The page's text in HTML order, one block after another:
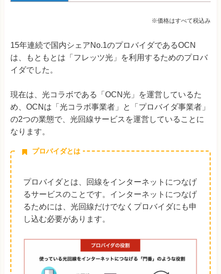
※価格はすべて税込み
15年連続で国内シェアNo.1のプロバイダであるOCN
は、もともとは「フレッツ光」を利用するためのプロバ
イダでした。
現在は、光コラボである「OCN光」を運営しているた
め、OCNは「光コラボ事業者」と「プロバイダ事業者」
の2つの業態で、光回線サービスを運営していることに
なります。
プロバイダとは
プロバイダとは、回線をインターネットにつなげ
るサービスのことです。インターネットにつなげ
るためには、光回線だけでなくプロバイダにも申
し込む必要があります。